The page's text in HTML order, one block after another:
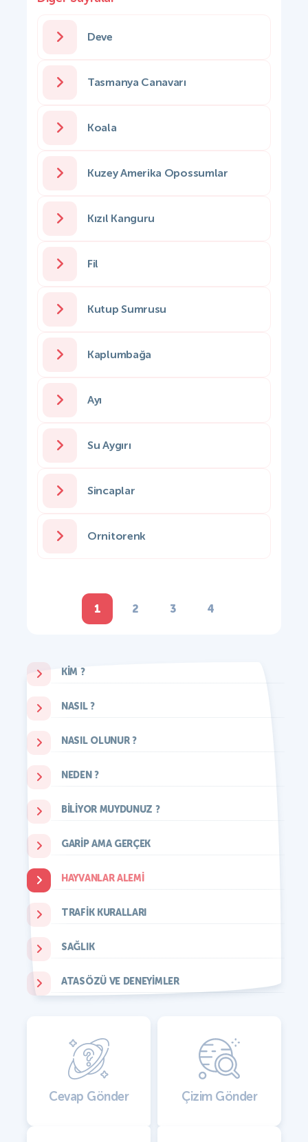
KIM ?
NASIL ?
NASIL OLUNUR ?
NEDEN ?
BILIYOR MUYDUNUZ ?
GARIP AMA GERÇEK
HAYVANLAR ALEMI
TRAFIK KURALLARI
SAĞLIK
ATASÖZÜ VE DENEYIMLER
Cevap Gönder Çizim Gönder
Deve
Tasmanya Canavarı
Koala
Kuzey Amerika Opossumlar
Kızıl Kanguru
Fil
Kutup Sumrusu
Kaplumbağa
Ayı
Su Aygırı
Sincaplar
Ornitorenk
1 2 3 4